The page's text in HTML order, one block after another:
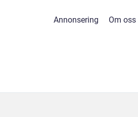
Annonsering Om oss